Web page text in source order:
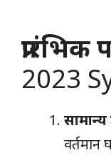
प्रारंभिक
2023
सामान्य
वर्तमान